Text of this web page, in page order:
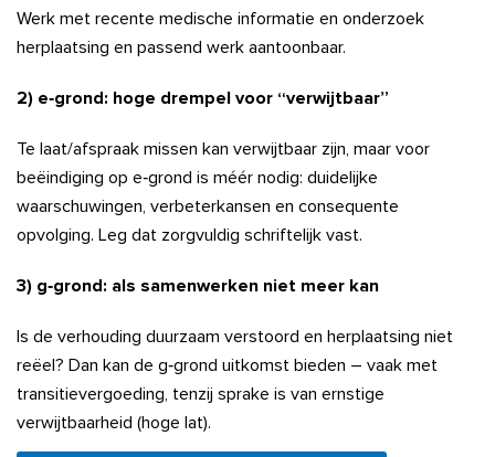
Werk met recente medische informatie en onderzoek
herplaatsing en passend werk aantoonbaar.
2) e‑grond: hoge drempel voor “verwijtbaar”
Te laat/afspraak missen kan verwijtbaar zijn, maar voor
beëindiging op e‑grond is méér nodig: duidelijke
waarschuwingen, verbeterkansen en consequente
opvolging. Leg dat zorgvuldig schriftelijk vast.
3) g‑grond: als samenwerken niet meer kan
Is de verhouding duurzaam verstoord en herplaatsing niet
reëel? Dan kan de g‑grond uitkomst bieden – vaak met
transitievergoeding, tenzij sprake is van ernstige
verwijtbaarheid (hoge lat).